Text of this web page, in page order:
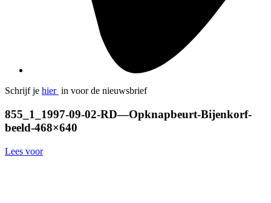
Schrijf je hier in voor de nieuwsbrief
855_1_1997-09-02-RD—Opknapbeurt-Bijenkorf-
beeld-468×640
Lees voor